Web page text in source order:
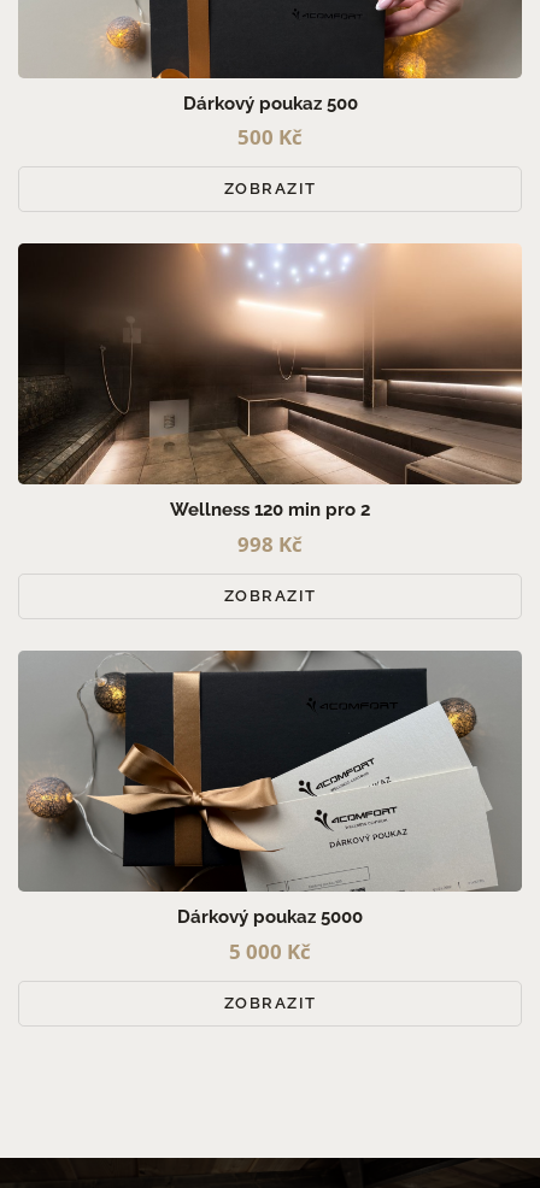
PRO ŽENY (3)
PRO PÁRY (3)
Dárkový poukaz 500
500 Kč
ZOBRAZIT
Wellness 120 min pro 2
998 Kč
ZOBRAZIT
Dárkový poukaz 5000
5 000 Kč
ZOBRAZIT